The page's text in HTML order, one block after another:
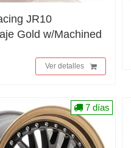
JR10
Gold w/Machined
Ver detalles
7 días